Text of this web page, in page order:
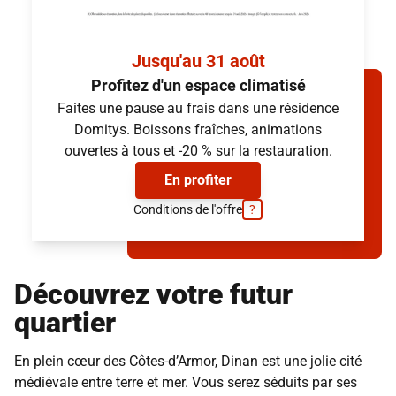
Douche italienne
Volets roulants électriques
Demander la brochure
(provisions sur charges et services inclus, hors électricité)
Cuisine aménagée
Douche italienne
Volets roulants électriques
Demander la brochure
(provisions sur charges et services inclus, hors électricité)
Jusqu'au 31 août
Profitez d'un espace climatisé
Faites une pause au frais dans une résidence
Domitys. Boissons fraîches, animations
ouvertes à tous et -20 % sur la restauration.
En profiter
Conditions de l'offre ?
Découvrez votre futur
quartier
En plein cœur des Côtes-d’Armor, Dinan est une jolie cité
médiévale entre terre et mer. Vous serez séduits par ses